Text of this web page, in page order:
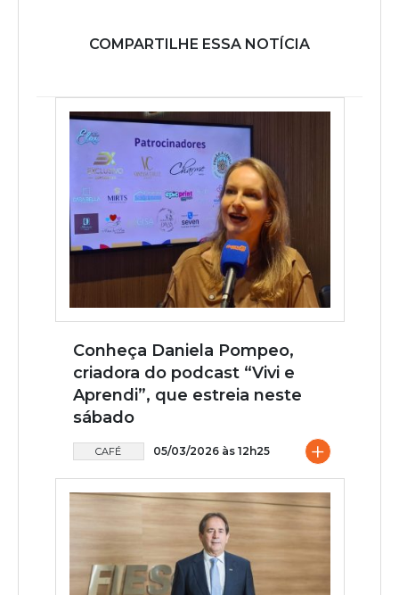
COMPARTILHE ESSA NOTÍCIA
Conheça Daniela Pompeo,
criadora do podcast “Vivi e
Aprendi”, que estreia neste
sábado
CAFÉ 05/03/2026 às 12h25 +